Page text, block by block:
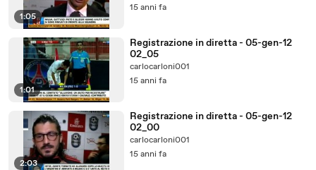
1:05
15 anni fa
1:01
Registrazione in diretta - 05-gen-12
02_05
carlocarloni001
15 anni fa
2:03
Registrazione in diretta - 05-gen-12
02_00
carlocarloni001
15 anni fa